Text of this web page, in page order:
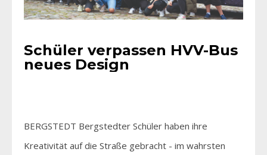
Schüler verpassen HVV-Bus
neues Design
BERGSTEDT Bergstedter Schüler haben ihre
Kreativität auf die Straße gebracht - im wahrsten